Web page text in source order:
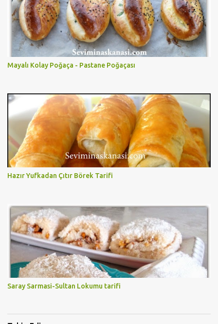
Mayalı Kolay Poğaça - Pastane Poğaçası
Hazır Yufkadan Çıtır Börek Tarifi
Saray Sarmasi-Sultan Lokumu tarifi